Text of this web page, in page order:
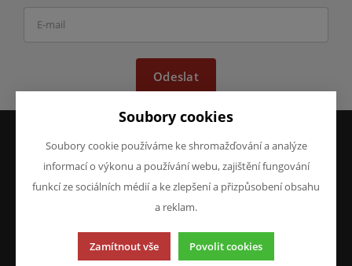
Odeslat
VŠE O NÁKUPU
Obchodní podmínky
osobních údajů
Doprava a platba
O FIRMĚ
O nás
Kontakty
Soubory cookies
Soubory cookie používáme ke shromažďování a analýze
informací o výkonu a používání webu, zajištění fungování
funkcí ze sociálních médií a ke zlepšení a přizpůsobení obsahu
a reklam.
Zamítnout vše Povolit cookies